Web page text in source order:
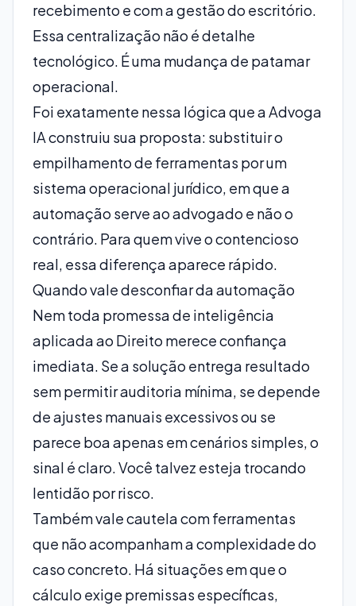
recebimento e com a gestão do escritório.
Essa centralização não é detalhe
tecnológico. É uma mudança de patamar
operacional.
Foi exatamente nessa lógica que a Advoga
IA construiu sua proposta: substituir o
empilhamento de ferramentas por um
sistema operacional jurídico, em que a
automação serve ao advogado e não o
contrário. Para quem vive o contencioso
real, essa diferença aparece rápido.
Quando vale desconfiar da automação
Nem toda promessa de inteligência
aplicada ao Direito merece confiança
imediata. Se a solução entrega resultado
sem permitir auditoria mínima, se depende
de ajustes manuais excessivos ou se
parece boa apenas em cenários simples, o
sinal é claro. Você talvez esteja trocando
lentidão por risco.
Também vale cautela com ferramentas
que não acompanham a complexidade do
caso concreto. Há situações em que o
cálculo exige premissas específicas,